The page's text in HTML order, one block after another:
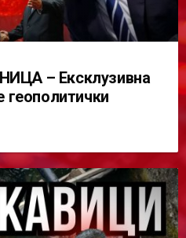
– Ексклузивна
геополитички